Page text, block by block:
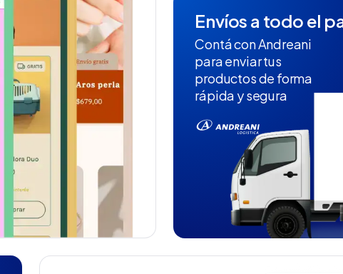
Envíos a todo el
Contá con Andreani
para enviar tus
productos de forma
rápida y segura